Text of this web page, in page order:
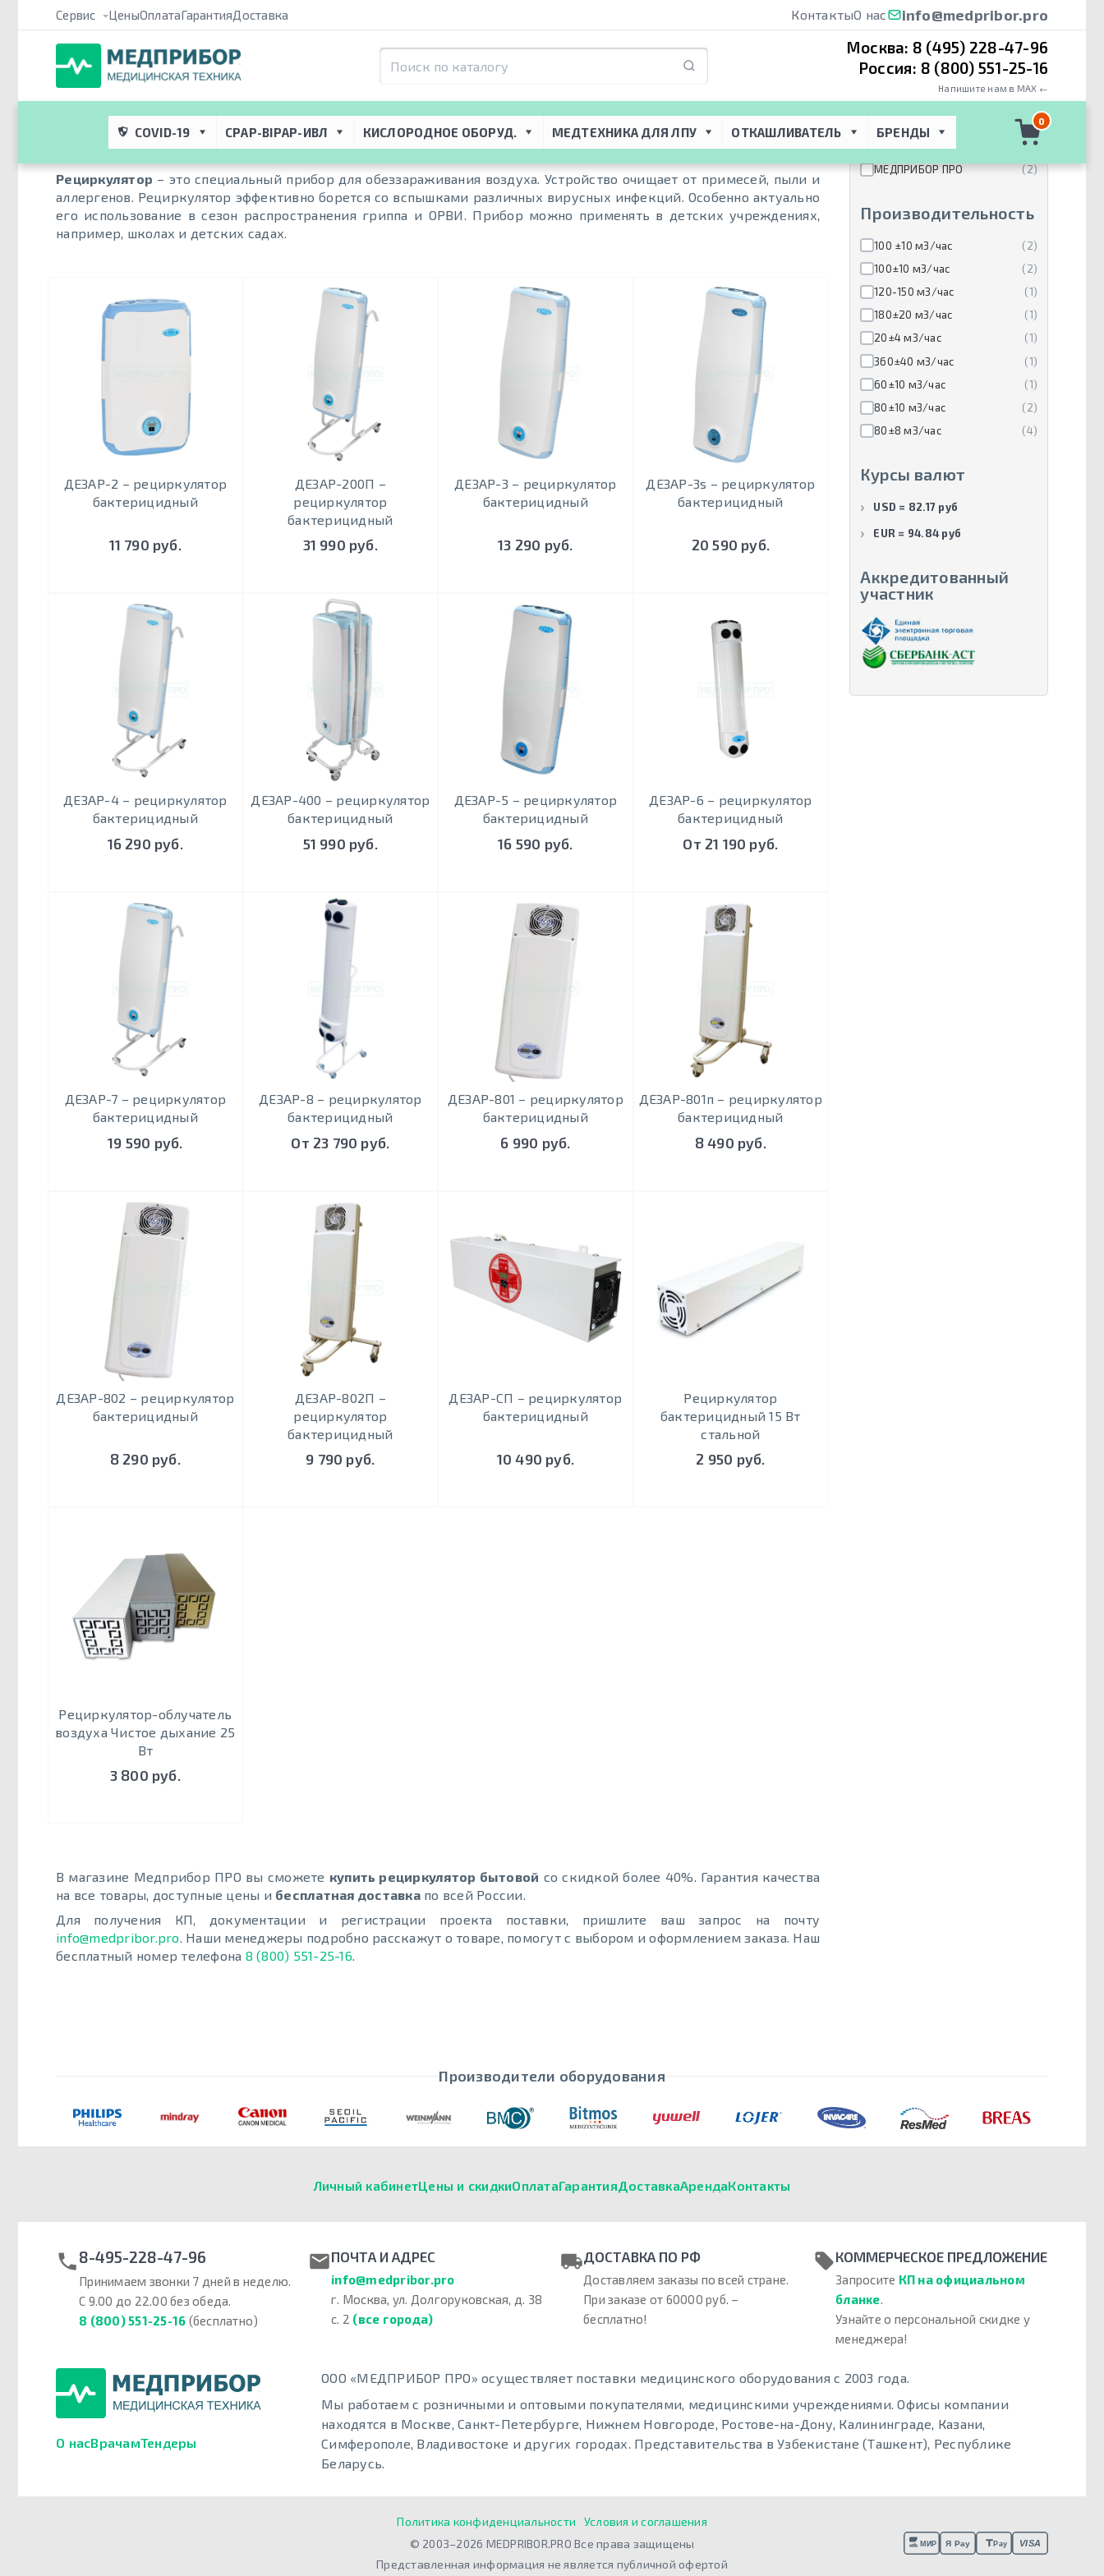
Сервис ЦеныОплатаГарантияДоставка КонтактыО нас info@medpribor.pro
Москва: 8 (495) 228-47-96
Россия: 8 (800) 551-25-16
Напишите нам в MAX ←
COVID-19 CPAP-BIPAP-ИВЛ КИСЛОРОДНОЕ ОБОРУД. МЕДТЕХНИКА ДЛЯ ЛПУ ОТКАШЛИВАТЕЛЬ БРЕНДЫ
0
Медприбор ПРО → Метки → Рециркулятор бытовой
Рециркулятор бытовой
Рециркулятор – это специальный прибор для обеззараживания воздуха. Устройство очищает от примесей, пыли и
аллергенов. Рециркулятор эффективно борется со вспышками различных вирусных инфекций. Особенно актуально
его использование в сезон распространения гриппа и ОРВИ. Прибор можно применять в детских учреждениях,
например, школах и детских садах.
ДЕЗАР-2 – рециркулятор
бактерицидный
11 790 руб.
ДЕЗАР-200П –
рециркулятор
бактерицидный
31 990 руб.
ДЕЗАР-3 – рециркулятор
бактерицидный
13 290 руб.
ДЕЗАР-3s – рециркулятор
бактерицидный
20 590 руб.
ДЕЗАР-4 – рециркулятор
бактерицидный
16 290 руб.
ДЕЗАР-400 – рециркулятор
бактерицидный
51 990 руб.
ДЕЗАР-5 – рециркулятор
бактерицидный
16 590 руб.
ДЕЗАР-6 – рециркулятор
бактерицидный
От 21 190 руб.
ДЕЗАР-7 – рециркулятор
бактерицидный
19 590 руб.
ДЕЗАР-8 – рециркулятор
бактерицидный
От 23 790 руб.
ДЕЗАР-801 – рециркулятор
бактерицидный
6 990 руб.
ДЕЗАР-801п – рециркулятор
бактерицидный
8 490 руб.
ДЕЗАР-802 – рециркулятор
бактерицидный
8 290 руб.
ДЕЗАР-802П –
рециркулятор
бактерицидный
9 790 руб.
ДЕЗАР-СП – рециркулятор
бактерицидный
10 490 руб.
Рециркулятор
бактерицидный 15 Вт
стальной
2 950 руб.
Рециркулятор-облучатель
воздуха Чистое дыхание 25
Вт
3 800 руб.
В магазине Медприбор ПРО вы сможете купить рециркулятор бытовой со скидкой более 40%. Гарантия качества
на все товары, доступные цены и бесплатная доставкапо всей России.
Для получения КП, документации и регистрации проекта поставки, пришлите ваш запрос на почту
info@medpribor.pro. Наши менеджеры подробно расскажут о товаре, помогут с выбором и оформлением заказа. Наш
бесплатный номер телефона 8 (800) 551-25-16.
Производители
КРОНТ
(15)
МЕДПРИБОР ПРО
(2)
Производительность
100 ±10 м3/час
(2)
100±10 м3/час
(2)
120-150 м3/час
(1)
180±20 м3/час
(1)
20±4 м3/час
(1)
360±40 м3/час
(1)
60±10 м3/час
(1)
80±10 м3/час
(2)
80±8 м3/час
(4)
Курсы валют
USD = 82.17 руб
EUR = 94.84 руб
Аккредитованный
участник
Производители оборудования
Личный кабинетЦены и скидкиОплатаГарантияДоставкаАрендаКонтакты
8-495-228-47-96
Принимаем звонки 7 дней в неделю.
С 9.00 до 22.00 без обеда.
8 (800) 551-25-16 (бесплатно)
ПОЧТА И АДРЕС
info@medpribor.pro
г. Москва, ул. Долгоруковская, д. 38
с. 2 (все города)
ДОСТАВКА ПО РФ
Доставляем заказы по всей стране.
При заказе от 60000 руб. –
бесплатно!
КОММЕРЧЕСКОЕ ПРЕДЛОЖЕНИЕ
Запросите КП на официальном
бланке.
Узнайте о персональной скидке у
менеджера!
О насВрачамТендеры
ООО «МЕДПРИБОР ПРО» осуществляет поставки медицинского оборудования с 2003 года.
Мы работаем с розничными и оптовыми покупателями, медицинскими учреждениями. Офисы компании
находятся в Москве, Санкт-Петербурге, Нижнем Новгороде, Ростове-на-Дону, Калининграде, Казани,
Симферополе, Владивостоке и других городах. Представительства в Узбекистане (Ташкент), Республике
Беларусь.
Политика конфиденциальности
Условия и соглашения
© 2003–2026 MEDPRIBOR.PRO Все права защищены
Представленная информация не является публичной офертой
МИР Я Pay Pay VISA